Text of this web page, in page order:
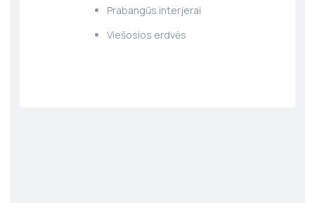
Prabangūs interjerai
Viešosios erdvės